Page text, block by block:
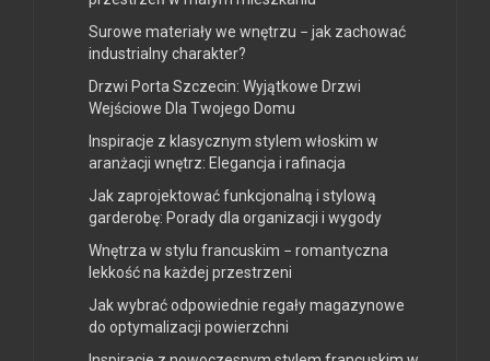
Surowe materiały we wnętrzu − jak zachować
industrialny charakter?
Drzwi Porta Szczecin: Wyjątkowe Drzwi
Wejściowe Dla Twojego Domu
Inspiracje z klasycznym stylem włoskim w
aranżacji wnętrz: Elegancja i rafinacja
Jak zaprojektować funkcjonalną i stylową
garderobę: Porady dla organizacji i wygody
Wnętrza w stylu francuskim − romantyczna
lekkość na każdej przestrzeni
Jak wybrać odpowiednie regały magazynowe
do optymalizacji powierzchni